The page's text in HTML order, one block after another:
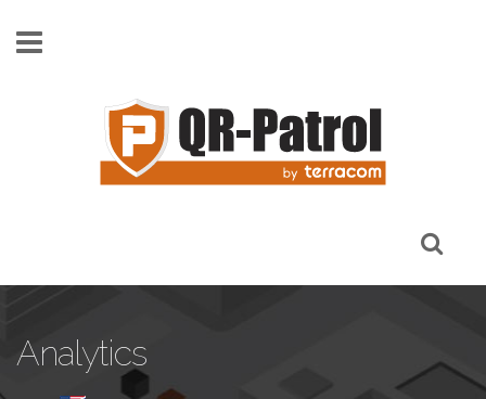
Analytics